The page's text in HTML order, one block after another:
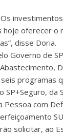
hoje oferecer o
disse Doria.
Governo de
programas
da
com
solicitar, ao